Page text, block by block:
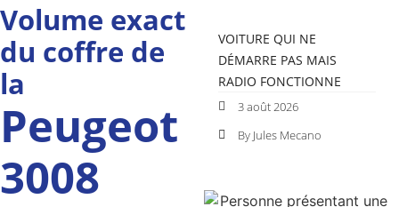
Volume exact
du coffre de
la
Peugeot
3008
VOITURE QUI NE
DÉMARRE PAS MAIS
RADIO FONCTIONNE
3 août 2026
By Jules Mecano